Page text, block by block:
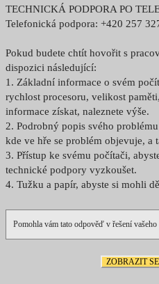
TECHNICKÁ PODPORA PO
Telefonická podpora: +420 257
Pokud budete chtít hovořit s
dispozici následující:
1. Základní informace o svém
rychlost procesoru, velikost
informace získat, naleznete výše.
2. Podrobný popis svého
kde ve hře se problém objevuje, a
3. Přístup ke svému počítači,
technické podpory vyzkoušet.
4. Tužku a papír, abyste si mohli
Pomohla vám tato odpověď v řešení vašeho
ZOBRAZIT